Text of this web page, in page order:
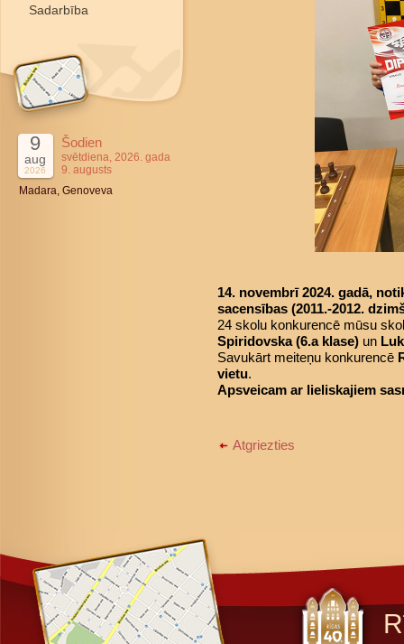
Sadarbība
9
aug
2026
Šodien
svētdiena, 2026. gada
9. augusts
Madara, Genoveva
14. novembrī 2024. gadā,
sacensības (2011.-2012.
24 skolu konkurencē mūsu
Spiridovska (6.a klase) un
Savukārt meiteņu konkurencē
vietu.
Apsveicam ar lieliskajiem
Atgriezties